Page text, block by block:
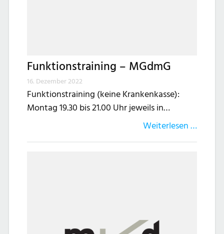
Funktionstraining – MGdmG
16. Dezember 2022
Funktionstraining (keine Krankenkasse):
Montag 19.30 bis 21.00 Uhr jeweils in…
Weiterlesen …